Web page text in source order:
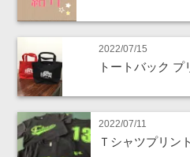
2022/07/15
トートバック プ
2022/07/11
Ｔシャツプリ